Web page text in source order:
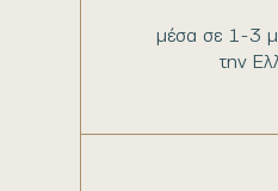
μέσα σε 1-3
την